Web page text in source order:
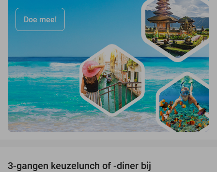
Doe mee!
3-gangen keuzelunch of -diner bij